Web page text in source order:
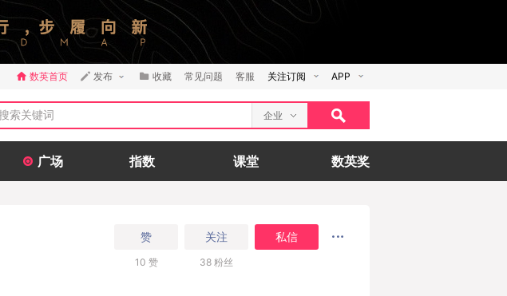
数英首页 发布 收藏 常见问题 客服 关注订阅 APP
企业
广场 指数 课堂 数英奖
赞 关注 私信
10 赞 38 粉丝